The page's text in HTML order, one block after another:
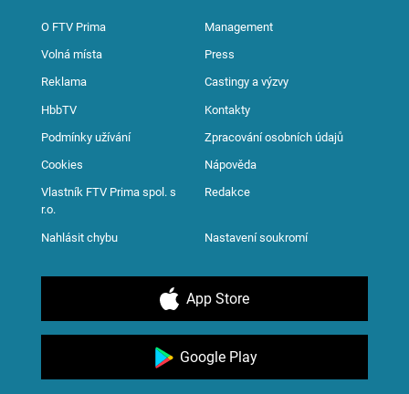
O FTV Prima Management
Volná místa Press
Reklama Castingy a výzvy
HbbTV Kontakty
Podmínky užívání Zpracování osobních údajů
Cookies Nápověda
Vlastník FTV Prima spol. s
r.o.
Redakce
Nahlásit chybu Nastavení soukromí
App Store
Google Play